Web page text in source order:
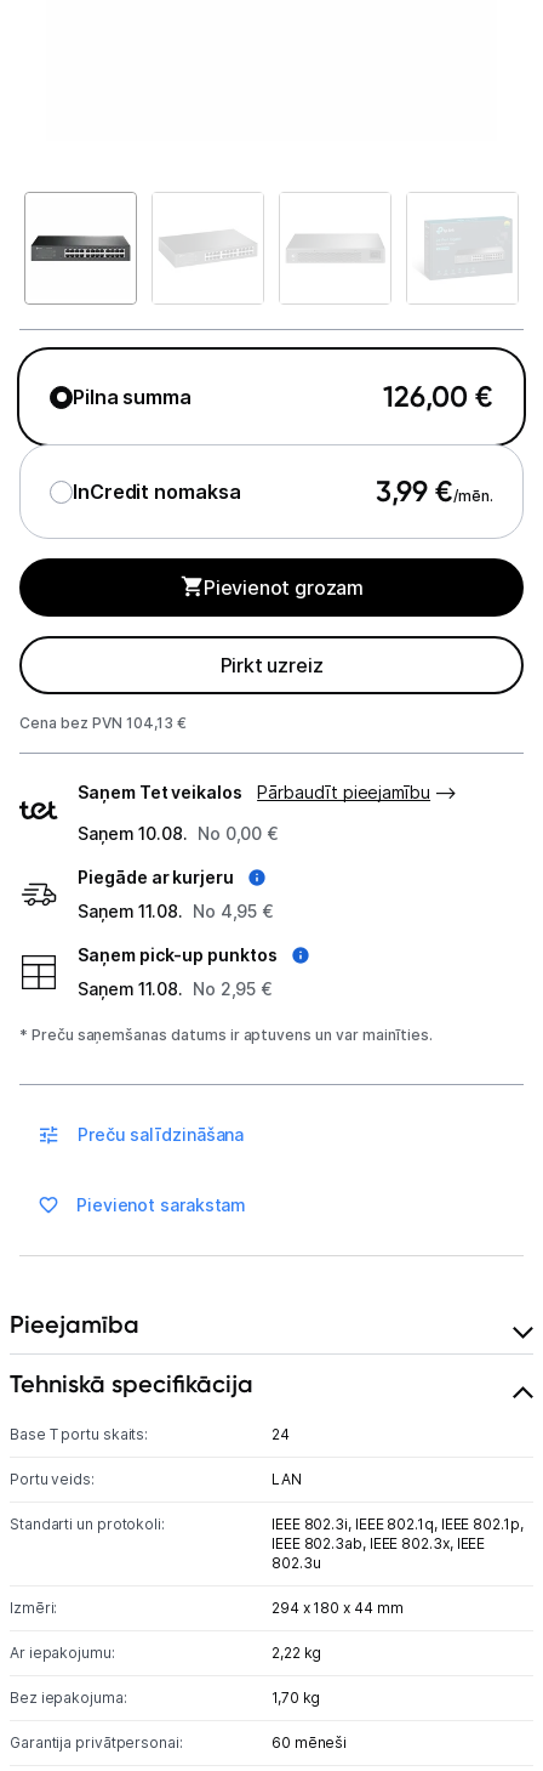
Projektori un ekrāni
Komutatori
Drukas iekārtas
Biroja piederumi
Skaistumkopšana
Sports un atpūta
Ražotāju atjaunota tehnika
Vēlmju saraksts
Uzņēmumiem
Tet pakalpojumi
Informācija
Pilna summa 126,00 €
InCredit nomaksa 3,99 €/mēn.
Pievienot grozam
Pirkt uzreiz
Cena bez PVN 104,13 €
veidi
Saņem Tet veikalos
Pārbaudīt pieejamību
Saņem 10.08. No 0,00 €
Piegāde ar kurjeru
Saņem 11.08. No 4,95 €
Saņem pick-up punktos
Saņem 11.08. No 2,95 €
* Preču saņemšanas datums ir aptuvens un var mainīties.
Preču salīdzināšana
Pievienot sarakstam
Pieejamība
Tehniskā specifikācija
Base T portu skaits: 24
Portu veids: LAN
Standarti un protokoli: IEEE 802.3i, IEEE 802.1q, IEEE 802.1p,
IEEE 802.3ab, IEEE 802.3x, IEEE
802.3u
Izmēri: 294 x 180 x 44 mm
Ar iepakojumu: 2,22 kg
Bez iepakojuma: 1,70 kg
Garantija privātpersonai: 60 mēneši